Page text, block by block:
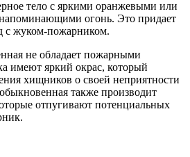
тело с яркими оранжевыми или
огонь. Это придает
жуком-пожарником.
не обладает пожарными
имеют яркий окрас, который
хищников о своей неприятности
также производит
отпугивают потенциальных